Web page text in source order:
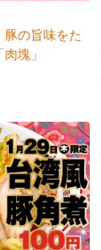
豚の旨味をた
塊」